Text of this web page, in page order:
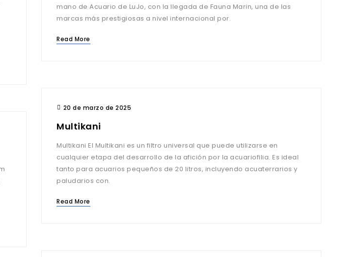
mano de Acuario de LuJo, con la llegada de Fauna Marin, una de las
marcas más prestigiosas a nivel internacional por.
Read More
20 de marzo de 2025
Multikani
Multikani El Multikani es un filtro universal que puede utilizarse en
cualquier etapa del desarrollo de la afición por la acuariofilia. Es ideal
tanto para acuarios pequeños de 20 litros, incluyendo acuaterrarios y
paludarios con.
Read More